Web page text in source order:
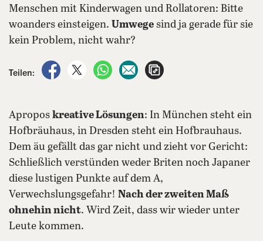
Menschen mit Kinderwagen und Rollatoren: Bitte
woanders einsteigen. Umwege sind ja gerade für sie
kein Problem, nicht wahr?
Teilen:
auf Facebook teilen
auf X teilenper WhatsApp teilen
per E-Mail teilen
Apropos kreative Lösungen: In München steht ein
Hofbräuhaus, in Dresden steht ein Hofbrauhaus.
Dem äu gefällt das gar nicht und zieht vor Gericht:
Schließlich verstünden weder Briten noch Japaner
diese lustigen Punkte auf dem A,
Verwechslungsgefahr! Nach der zweiten Maß
ohnehin nicht. Wird Zeit, dass wir wieder unter
Leute kommen.